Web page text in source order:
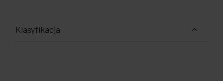
Klasyfikacja